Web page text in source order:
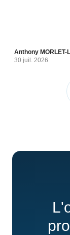
Anthony MORLET-
30 juil. 2026